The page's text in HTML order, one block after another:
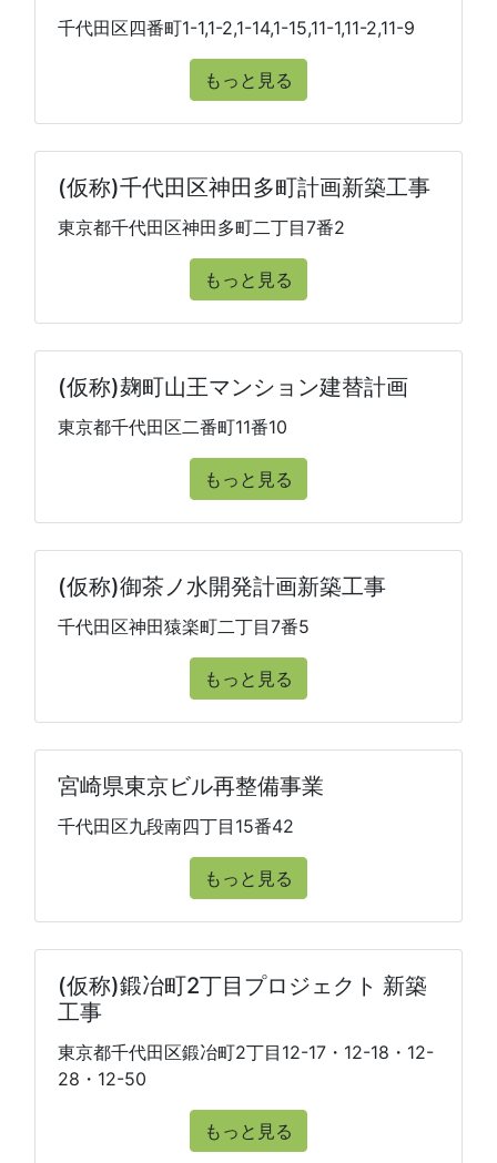
千代田区四番町1-1,1-2,1-14,1-15,11-1,11-2,11-9
もっと見る
(仮称)千代田区神田多町計画新築工事
東京都千代田区神田多町二丁目7番2
もっと見る
(仮称)麹町山王マンション建替計画
東京都千代田区二番町11番10
もっと見る
(仮称)御茶ノ水開発計画新築工事
千代田区神田猿楽町二丁目7番5
もっと見る
宮崎県東京ビル再整備事業
千代田区九段南四丁目15番42
もっと見る
(仮称)鍛冶町2丁目プロジェクト 新築
工事
東京都千代田区鍛冶町2丁目12-17・12-18・12-
28・12-50
もっと見る